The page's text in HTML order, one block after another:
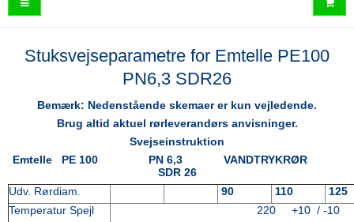
Stuksvejseparametre for Emtelle PE100
PN6,3 SDR26
Bemærk: Nedenstående skemaer er kun vejledende.
Brug altid aktuel rørleverandørs anvisninger.
Svejseinstruktion
Emtelle PE 100 PN 6,3 VANDTRYKRØR
SDR 26
Udv. Rørdiam.
90 110
125
Temperatur Spejl
220 +10 / -10